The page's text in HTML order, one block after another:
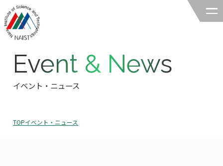
奈良先端科学技術大学院大学
Event & News
イベント・ニュース
TOPイベント・ニュース